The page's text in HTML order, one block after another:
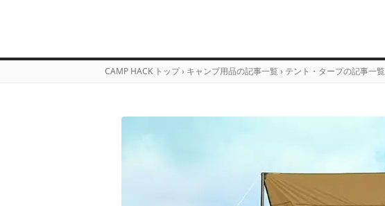
CAMP HACK トップ › キャンプ用品の記事一覧 › テント・タープの記事一覧